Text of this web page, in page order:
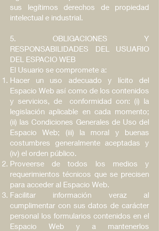
sus legítimos derechos de propiedad
intelectual e industrial.
5. OBLIGACIONES Y
RESPONSABILIDADES DEL USUARIO
DEL ESPACIO WEB
El Usuario se compromete a:
Hacer un uso adecuado y lícito del
Espacio Web así como de los contenidos
y servicios, de conformidad con: (i) la
legislación aplicable en cada momento;
(ii) las Condiciones Generales de Uso del
Espacio Web; (iii) la moral y buenas
costumbres generalmente aceptadas y
(iv) el orden público.
Proveerse de todos los medios y
requerimientos técnicos que se precisen
para acceder al Espacio Web.
Facilitar información veraz al
cumplimentar con sus datos de carácter
personal los formularios contenidos en el
Espacio Web y a mantenerlos